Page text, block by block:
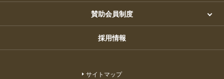
賛助会員制度
採用情報
サイトマップ